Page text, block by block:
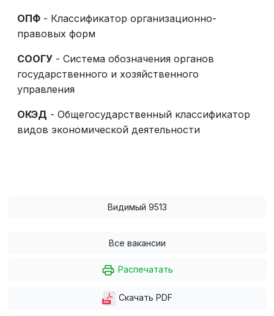
ОПФ - Классификатор организационно-
правовых форм
СООГУ - Система обозначения органов
государственного и хозяйственного
управления
ОКЭД - Общегосударственный классификатор
видов экономической деятельности
Видимый 9513
Все вакансии
Распечатать
Скачать PDF